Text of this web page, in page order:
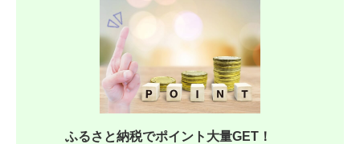
ふるさと納税でポイント大量GET！